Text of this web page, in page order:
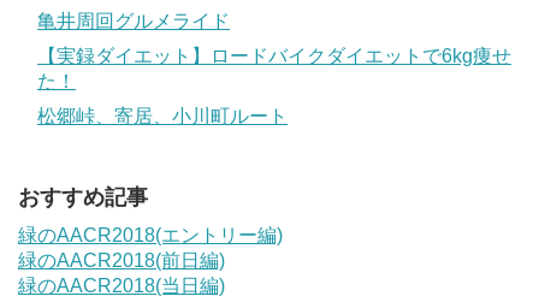
亀井周回グルメライド
【実録ダイエット】ロードバイクダイエットで6kg痩せ
た！
松郷峠、寄居、小川町ルート
おすすめ記事
緑のAACR2018(エントリー編)
緑のAACR2018(前日編)
緑のAACR2018(当日編)